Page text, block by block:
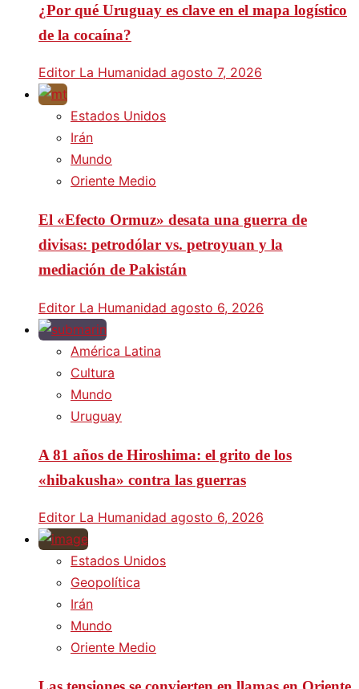
¿Por qué Uruguay es clave en el mapa logístico
de la cocaína?
Editor La Humanidad agosto 7, 2026
Estados Unidos
Irán
Mundo
Oriente Medio
El «Efecto Ormuz» desata una guerra de
divisas: petrodólar vs. petroyuan y la
mediación de Pakistán
Editor La Humanidad agosto 6, 2026
América Latina
Cultura
Mundo
Uruguay
A 81 años de Hiroshima: el grito de los
«hibakusha» contra las guerras
Editor La Humanidad agosto 6, 2026
Estados Unidos
Geopolítica
Irán
Mundo
Oriente Medio